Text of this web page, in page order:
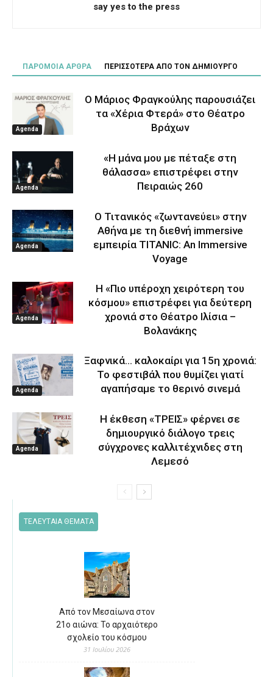
say yes to the press
ΠΑΡΟΜΟΙΑ ΑΡΘΡΑ ΠΕΡΙΣΣΟΤΕΡΑ ΑΠΟ ΤΟΝ ΔΗΜΙΟΥΡΓΟ
Agenda
Ο Μάριος Φραγκούλης παρουσιάζει
τα «Χέρια Φτερά» στο Θέατρο
Βράχων
Agenda
«Η μάνα μου με πέταξε στη
θάλασσα» επιστρέφει στην
Πειραιώς 260
Agenda
Ο Τιτανικός «ζωντανεύει» στην
Αθήνα με τη διεθνή immersive
εμπειρία TITANIC: An Immersive
Voyage
Agenda
Η «Πιο υπέροχη χειρότερη του
κόσμου» επιστρέφει για δεύτερη
χρονιά στο Θέατρο Ιλίσια –
Βολανάκης
Agenda
Ξαφνικά… καλοκαίρι για 15η χρονιά:
Το φεστιβάλ που θυμίζει γιατί
αγαπήσαμε το θερινό σινεμά
Agenda
Η έκθεση «ΤΡΕΙΣ» φέρνει σε
δημιουργικό διάλογο τρεις
σύγχρονες καλλιτέχνιδες στη
Λεμεσό
ΤΕΛΕΥΤΑΙΑ ΘΕΜΑΤΑ
Από τον Μεσαίωνα στον
21ο αιώνα: Το αρχαιότερο
σχολείο του κόσμου
31 Ιουλίου 2026